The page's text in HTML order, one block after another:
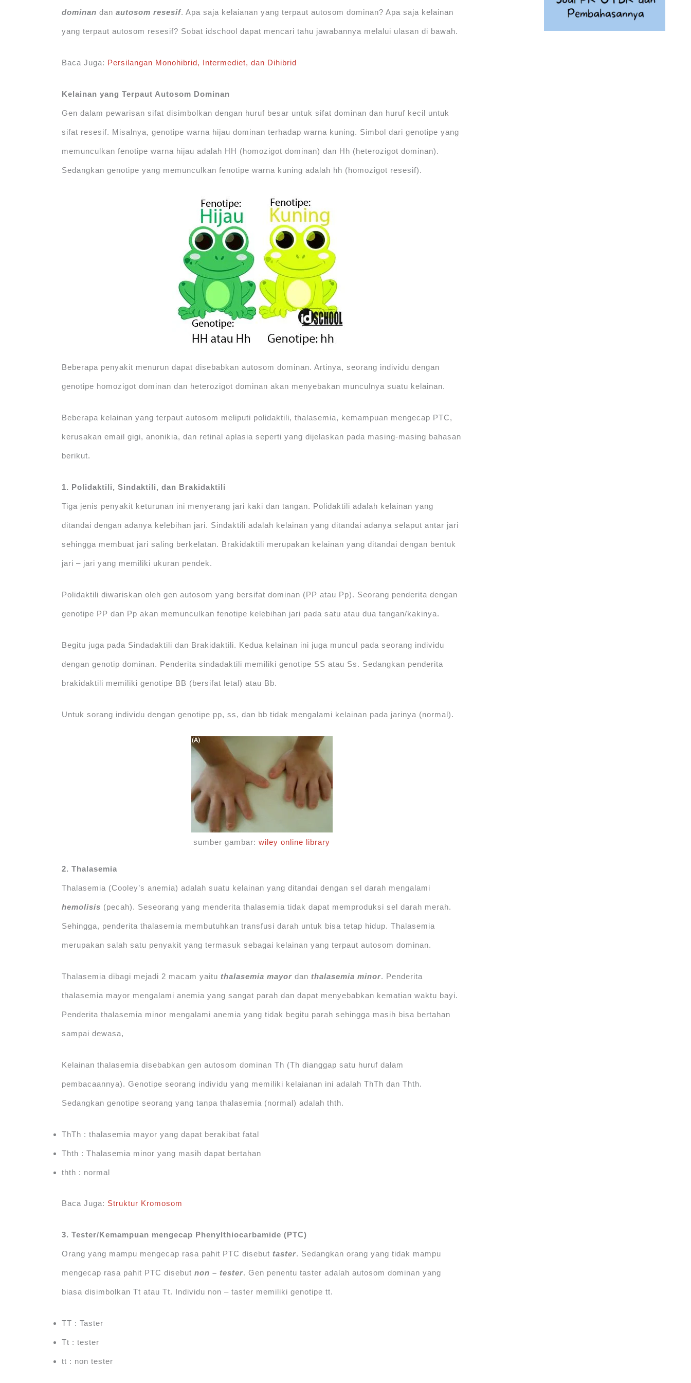
dominan danautosom resesif. Apa saja kelaianan yang terpaut autosom dominan? Apa saja kelainan
yang terpaut autosom resesif? Sobat idschool dapat mencari tahu jawabannya melalui ulasan di bawah.
Baca Juga: Persilangan Monohibrid, Intermediet, dan Dihibrid
Kelainan yang Terpaut Autosom Dominan
Gen dalam pewarisan sifat disimbolkan dengan huruf besar untuk sifat dominan dan huruf kecil untuk
sifat resesif. Misalnya, genotipe warna hijau dominan terhadap warna kuning. Simbol dari genotipe yang
memunculkan fenotipe warna hijau adalah HH (homozigot dominan) dan Hh (heterozigot dominan).
Sedangkan genotipe yang memunculkan fenotipe warna kuning adalah hh (homozigot resesif).
Beberapa penyakit menurun dapat disebabkan autosom dominan. Artinya, seorang individu dengan
genotipe homozigot dominan dan heterozigot dominan akan menyebakan munculnya suatu kelainan.
Beberapa kelainan yang terpaut autosom meliputi polidaktili, thalasemia, kemampuan mengecap PTC,
kerusakan email gigi, anonikia, dan retinal aplasia seperti yang dijelaskan pada masing-masing bahasan
berikut.
1. Polidaktili, Sindaktili, dan Brakidaktili
Tiga jenis penyakit keturunan ini menyerang jari kaki dan tangan. Polidaktili adalah kelainan yang
ditandai dengan adanya kelebihan jari. Sindaktili adalah kelainan yang ditandai adanya selaput antar jari
sehingga membuat jari saling berkelatan. Brakidaktili merupakan kelainan yang ditandai dengan bentuk
jari – jari yang memiliki ukuran pendek.
Polidaktili diwariskan oleh gen autosom yang bersifat dominan (PP atau Pp). Seorang penderita dengan
genotipe PP dan Pp akan memunculkan fenotipe kelebihan jari pada satu atau dua tangan/kakinya.
Begitu juga pada Sindadaktili dan Brakidaktili. Kedua kelainan ini juga muncul pada seorang individu
dengan genotip dominan. Penderita sindadaktili memiliki genotipe SS atau Ss. Sedangkan penderita
brakidaktili memiliki genotipe BB (bersifat letal) atau Bb.
Untuk sorang individu dengan genotipe pp, ss, dan bb tidak mengalami kelainan pada jarinya (normal).
sumber gambar: wiley online library
2. Thalasemia
Thalasemia (Cooley’s anemia) adalah suatu kelainan yang ditandai dengan sel darah mengalami
hemolisis (pecah). Seseorang yang menderita thalasemia tidak dapat memproduksi sel darah merah.
Sehingga, penderita thalasemia membutuhkan transfusi darah untuk bisa tetap hidup. Thalasemia
merupakan salah satu penyakit yang termasuk sebagai kelainan yang terpaut autosom dominan.
Thalasemia dibagi mejadi 2 macam yaituthalasemia mayor danthalasemia minor. Penderita
thalasemia mayor mengalami anemia yang sangat parah dan dapat menyebabkan kematian waktu bayi.
Penderita thalasemia minor mengalami anemia yang tidak begitu parah sehingga masih bisa bertahan
sampai dewasa,
Kelainan thalasemia disebabkan gen autosom dominan Th (Th dianggap satu huruf dalam
pembacaannya). Genotipe seorang individu yang memiliki kelaianan ini adalah ThTh dan Thth.
Sedangkan genotipe seorang yang tanpa thalasemia (normal) adalah thth.
ThTh : thalasemia mayor yang dapat berakibat fatal
Thth : Thalasemia minor yang masih dapat bertahan
thth : normal
Baca Juga: Struktur Kromosom
3. Tester/Kemampuan mengecap Phenylthiocarbamide (PTC)
Orang yang mampu mengecap rasa pahit PTC disebuttaster. Sedangkan orang yang tidak mampu
mengecap rasa pahit PTC disebutnon – tester. Gen penentu taster adalah autosom dominan yang
biasa disimbolkan Tt atau Tt. Individu non – taster memiliki genotipe tt.
TT : Taster
Tt : tester
tt : non tester